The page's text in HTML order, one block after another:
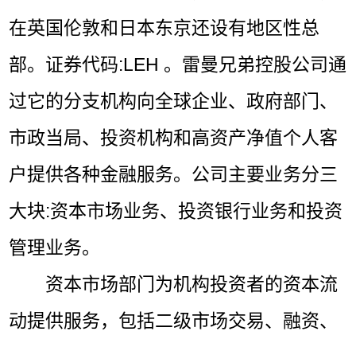
在英国伦敦和日本东京还设有地区性总
部。证券代码:LEH 。雷曼兄弟控股公司通
过它的分支机构向全球企业、政府部门、
市政当局、投资机构和高资产净值个人客
户提供各种金融服务。公司主要业务分三
大块:资本市场业务、投资银行业务和投资
管理业务。
资本市场部门为机构投资者的资本流
动提供服务，包括二级市场交易、融资、